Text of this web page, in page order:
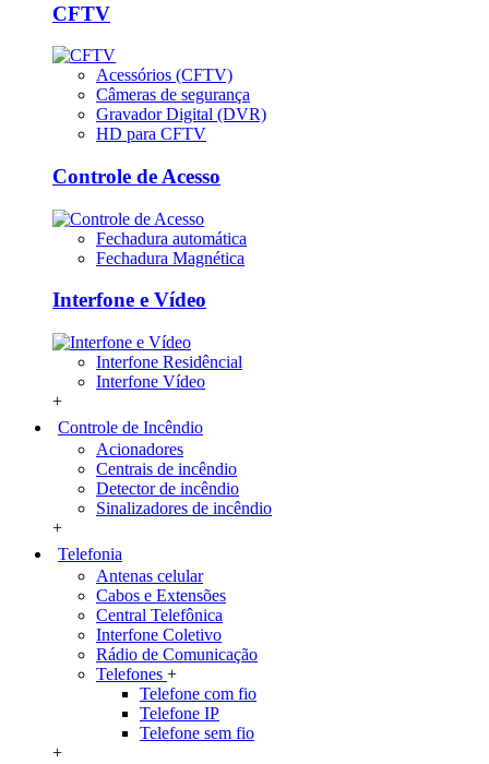
CFTV
Acessórios (CFTV)
Câmeras de segurança
Gravador Digital (DVR)
HD para CFTV
Controle de Acesso
Fechadura automática
Fechadura Magnética
Interfone e Vídeo
Interfone Residêncial
Interfone Vídeo
+
Controle de Incêndio
Acionadores
Centrais de incêndio
Detector de incêndio
Sinalizadores de incêndio
+
Telefonia
Antenas celular
Cabos e Extensões
Central Telefônica
Interfone Coletivo
Rádio de Comunicação
Telefones +
Telefone com fio
Telefone IP
Telefone sem fio
+